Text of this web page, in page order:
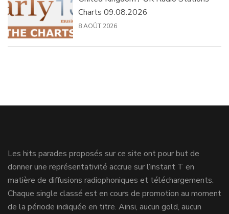
Charts 09.08.2026
8 AOÛT 2026
Les hits parades proposés sur ce site ont pour but de
donner une représentativité accrue sur l’instant T en
matière de diffusions radiophoniques et téléchargements.
Chaque single classé est en cours de promotion au moment
de la période indiquée en titre. Ainsi, aucun gold, aucun